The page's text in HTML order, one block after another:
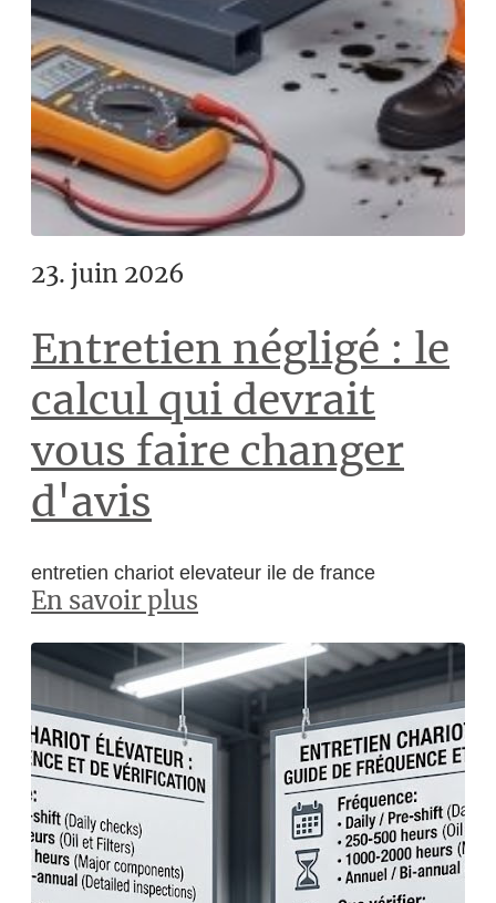
23. juin 2026
Entretien négligé : le
calcul qui devrait
vous faire changer
d'avis
entretien chariot elevateur ile de france
En savoir plus